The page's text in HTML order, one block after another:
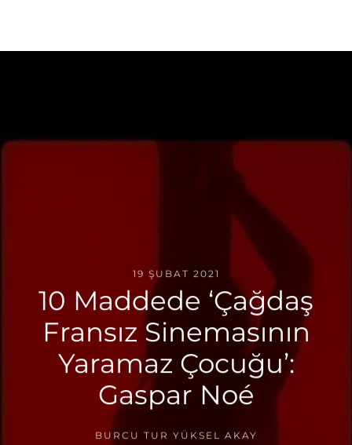
19 ŞUBAT 2021
10 Maddede ‘Çağdaş
Fransız Sinemasının
Yaramaz Çocuğu’:
Gaspar Noé
BURCU TUR YÜKSEL AKAY